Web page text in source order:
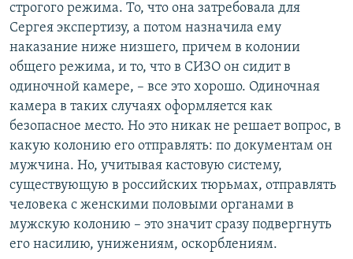
строгого режима. То, что она затребовала для
Сергея экспертизу, а потом назначила ему
наказание ниже низшего, причем в колонии
общего режима, и то, что в СИЗО он сидит в
одиночной камере, – все это хорошо. Одиночная
камера в таких случаях оформляется как
безопасное место. Но это никак не решает вопрос, в
какую колонию его отправлять: по документам он
мужчина. Но, учитывая кастовую систему,
существующую в российских тюрьмах, отправлять
человека с женскими половыми органами в
мужскую колонию – это значит сразу подвергнуть
его насилию, унижениям, оскорблениям.